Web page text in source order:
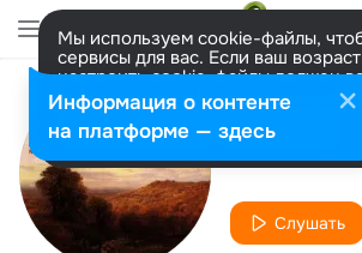
Мы используем cookie-файлы,
сервисы для вас. Если ваш
настроить cookie-файлы должен
представитель. Больше
Разрешить все Настроить
Исполнитель
Zdenek
Слушать
Информация о контенте
на платформе — здесь